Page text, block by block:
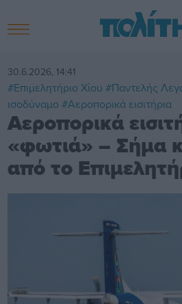
30.6.2026, 14:41
#Επιμελητήριο Χίου #Παντελής
ισοδύναμο #Αεροπορικά εισιτήρια
Αεροπορικά
«φωτιά» – Σήμα
από το